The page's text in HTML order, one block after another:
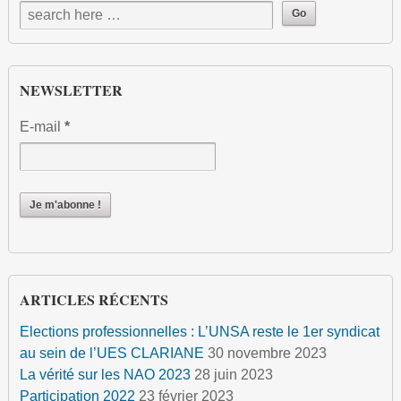
NEWSLETTER
E-mail*
ARTICLES RÉCENTS
Elections professionnelles : L’UNSA reste le 1er syndicat
au sein de l’UES CLARIANE 30 novembre 2023
La vérité sur les NAO 2023 28 juin 2023
Participation 2022 23 février 2023